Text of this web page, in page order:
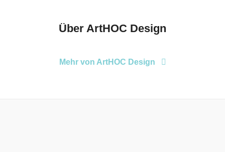
Über ArtHOC Design
Mehr von ArtHOC Design